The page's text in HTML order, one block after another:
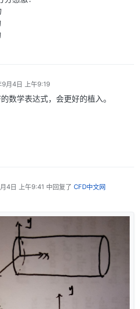
9月4日 上午9:19
数学表达式，会更好的植入。
4日 上午9:41 中回复了 CFD中文网